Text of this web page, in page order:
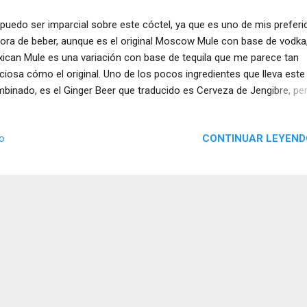
ser imparcial sobre este cóctel, ya que es uno de mis
de beber, aunque es el original Moscow Mule con base de
Mule es una variación con base de tequila que me parece tan
cómo el original. Uno de los pocos ingredientes que lleva este
es el Ginger Beer que traducido es Cerveza de Jengibre,
CONTINUAR